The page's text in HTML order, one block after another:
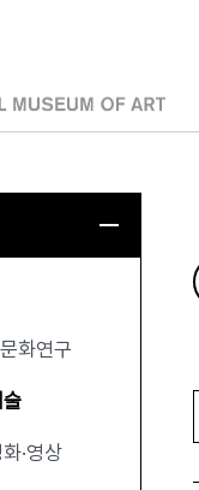
인
화연구
·영상